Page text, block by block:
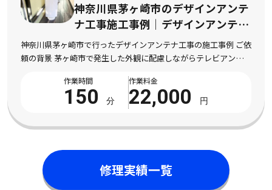
神奈川県茅ヶ崎市のデザインアンテ
ナ工事施工事例｜デザインアンテナ
工事の施工
神奈川県茅ヶ崎市で行ったデザインアンテナ工事の施工事例 ご依
頼の背景 茅ヶ崎市で発生した外観に配慮しながらテレビアンテナ
観に配慮しながらテレビアンテナを設置した […]
作業時間
150 分
作業料金
22,000 円
修理実績一覧